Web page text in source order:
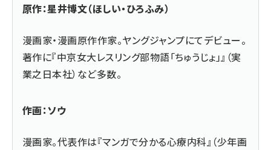
原作：星井博文（ほしい・ひろふみ）
漫画家・漫画原作作家。ヤングジャンプにてデビュー。
著作に『中京女大レスリング部物語「ちゅうじょ」』（実
業之日本社）など多数。
作画：ソウ
漫画家。代表作は『マンガで分かる心療内科』（少年画